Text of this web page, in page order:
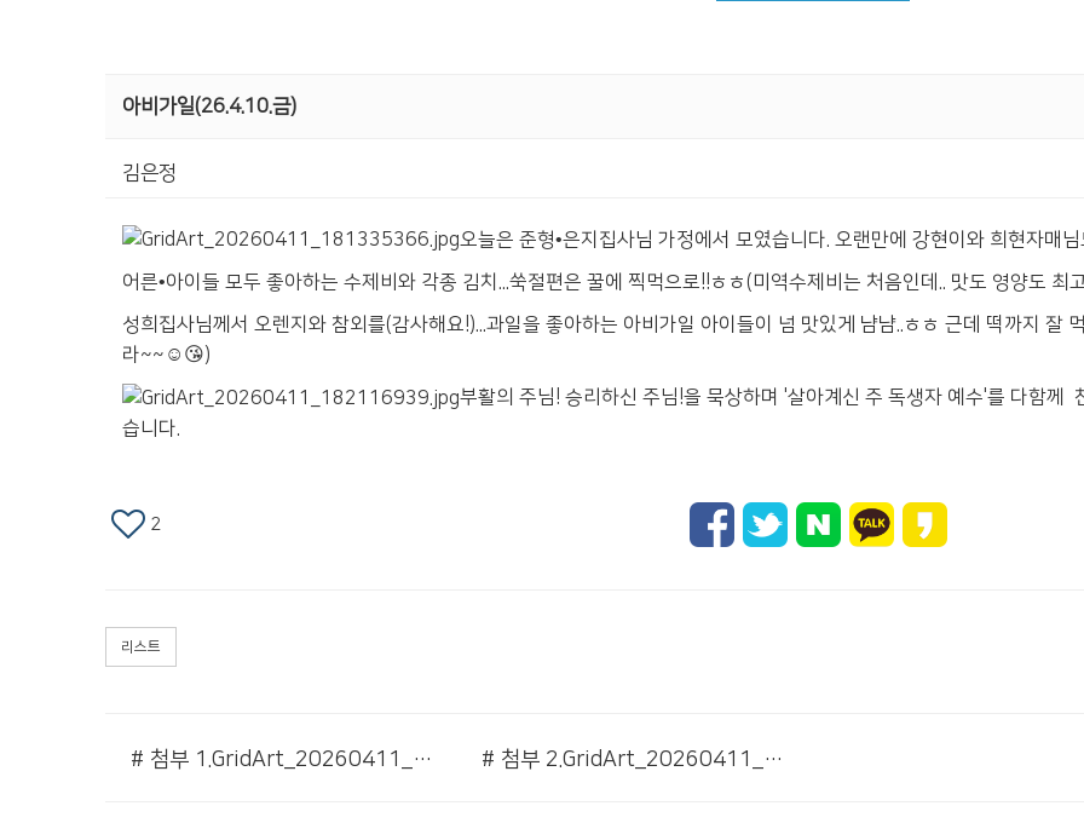
아비가일(26.4.10.금)
김은정
오늘은 준형•은지집사님 가정에서 모였습니다. 오랜만에 강현이와 희현자매
어른•아이들 모두 좋아하는 수제비와 각종 김치...쑥절편은 꿀에 찍먹으로!!ㅎㅎ(미역수제비는 처음인데.. 맛도 영양도 최
성희집사님께서 오렌지와 참외를(감사해요!)...과일을 좋아하는 아비가일 아이들이 넘 맛있게 냠냠..ㅎㅎ 근데 떡까지 잘
라~~☺️😘)
부활의 주님! 승리하신 주님!을 묵상하며 '살아계신 주 독생자 예수'를 다함께
습니다.
2
리스트
# 첨부 1.GridArt_20260411_181335366.jpg # 첨부 2.GridArt_20260411_182116939.jpg